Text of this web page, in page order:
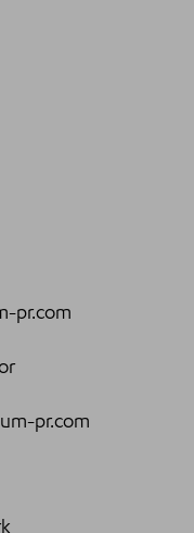
pr.com
pr.com